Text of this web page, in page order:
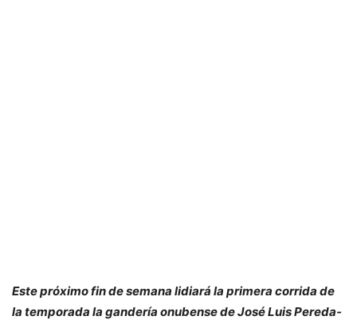
Este próximo fin de semana lidiará la primera corrida de
la temporada la gandería onubense de José Luis Pereda-